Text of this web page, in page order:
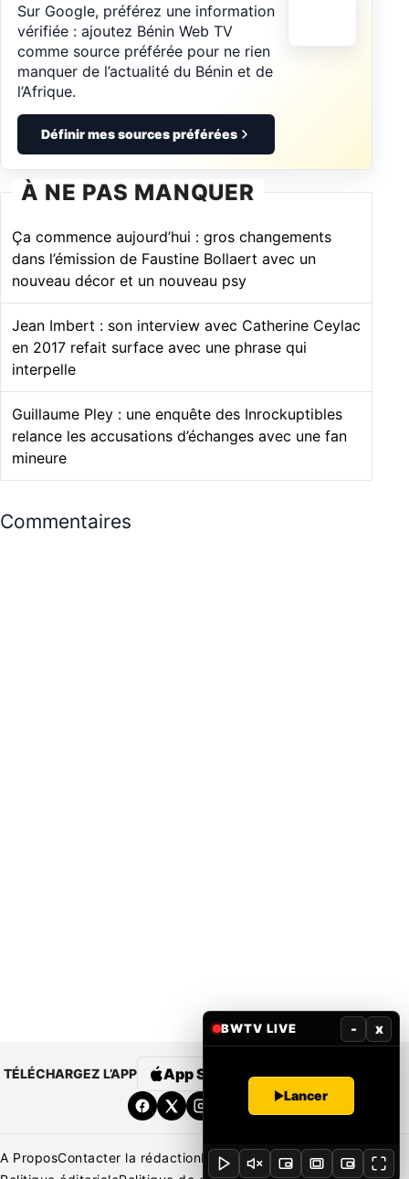
Sur Google, préférez une information
vérifiée : ajoutez Bénin Web TV
comme source préférée pour ne rien
manquer de l’actualité du Bénin et de
l’Afrique.
Définir mes sources préférées
À NE PAS MANQUER
Ça commence aujourd’hui : gros changements
dans l’émission de Faustine Bollaert avec un
nouveau décor et un nouveau psy
Jean Imbert : son interview avec Catherine Ceylac
en 2017 refait surface avec une phrase qui
interpelle
Guillaume Pley : une enquête des Inrockuptibles
relance les accusations d’échanges avec une fan
mineure
Commentaires
TÉLÉCHARGEZ L’APP App Store Google Play
A ProposContacter la rédactionRédaction Mentions légales
BWTV LIVE - x
Lancer